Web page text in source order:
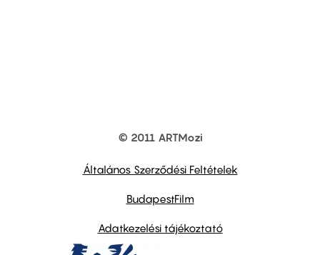
© 2011 ARTMozi
Általános Szerződési Feltételek
BudapestFilm
Adatkezelési tájékoztató